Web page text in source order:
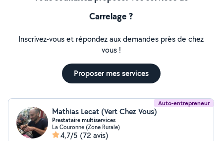
Carrelage ?
Inscrivez-vous et répondez aux demandes près de chez
vous !
Proposer mes services
Auto-entrepreneur
Mathias Lecat (Vert Chez Vous)
Prestataire multiservices
La Couronne (Zone Rurale)
4,7/5 (72 avis)